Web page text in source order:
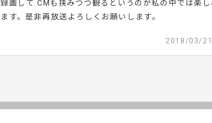
録画して CMも挟みつつ観るというのが私の中では楽し
ます。是非再放送よろしくお願いします。
2018/03/21